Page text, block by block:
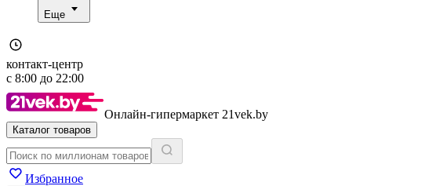
Еще
контакт-центр
с 8:00 до 22:00
Онлайн-гипермаркет 21vek.by
Каталог товаров
Избранное